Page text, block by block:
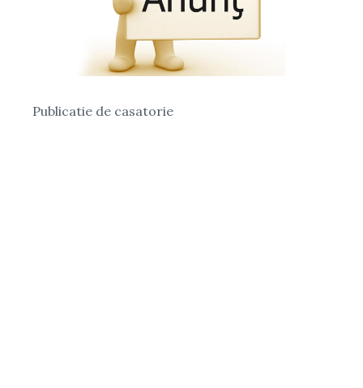
Publicatie de casatorie